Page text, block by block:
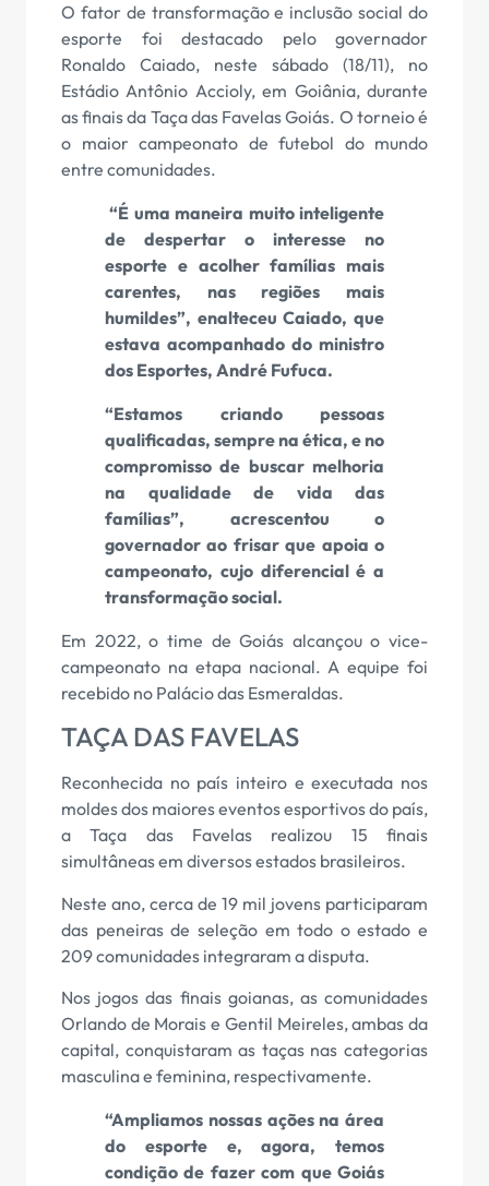
O fator de transformação e inclusão social do
esporte foi destacado pelo governador
Ronaldo Caiado, neste sábado (18/11), no
Estádio Antônio Accioly, em Goiânia, durante
as finais da Taça das Favelas Goiás. O torneio é
o maior campeonato de futebol do mundo
entre comunidades.
“É uma maneira muito inteligente
de despertar o interesse no
esporte e acolher famílias mais
carentes, nas regiões mais
humildes”, enalteceu Caiado, que
estava acompanhado do ministro
dos Esportes, André Fufuca.
“Estamos criando pessoas
qualificadas, sempre na ética, e no
compromisso de buscar melhoria
na qualidade de vida das
famílias”, acrescentou o
governador ao frisar que apoia o
campeonato, cujo diferencial é a
transformação social.
Em 2022, o time de Goiás alcançou o vice-
campeonato na etapa nacional. A equipe foi
recebido no Palácio das Esmeraldas.
TAÇA DAS FAVELAS
Reconhecida no país inteiro e executada nos
moldes dos maiores eventos esportivos do país,
a Taça das Favelas realizou 15 finais
simultâneas em diversos estados brasileiros.
Neste ano, cerca de 19 mil jovens participaram
das peneiras de seleção em todo o estado e
209 comunidades integraram a disputa.
Nos jogos das finais goianas, as comunidades
Orlando de Morais e Gentil Meireles, ambas da
capital, conquistaram as taças nas categorias
masculina e feminina, respectivamente.
“Ampliamos nossas ações na área
do esporte e, agora, temos
condição de fazer com que Goiás